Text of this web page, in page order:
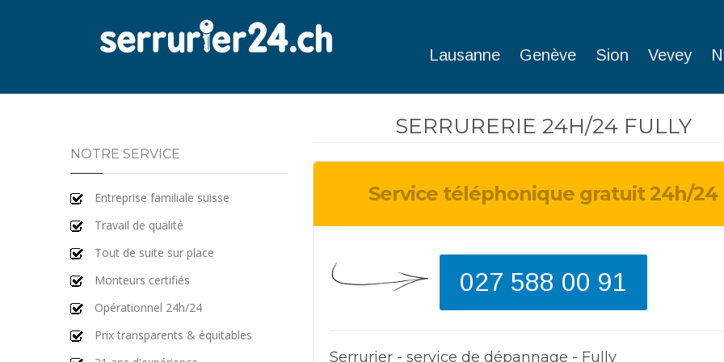
Lausanne Genève Sion Vevey
SERRURERIE 24H/24 FULLY
Service téléphonique gratuit 24h/24
027 588 00 91
Serrurier - service de dépannage - Fully
NOTRE SERVICE
Entreprise familiale suisse
Travail de qualité
Tout de suite sur place
Monteurs certifiés
Opérationnel 24h/24
Prix transparents & équitables
weekend.
d'entrée.